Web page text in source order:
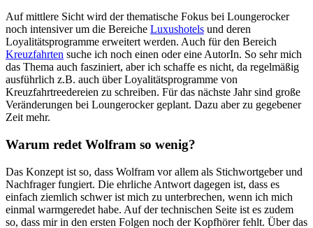
Auf mittlere Sicht wird der thematische Fokus bei Loungerocker
noch intensiver um die Bereiche Luxushotels und deren
Loyalitätsprogramme erweitert werden. Auch für den Bereich
Kreuzfahrten suche ich noch einen oder eine AutorIn. So sehr mich
das Thema auch fasziniert, aber ich schaffe es nicht, da regelmäßig
ausführlich z.B. auch über Loyalitätsprogramme von
Kreuzfahrtreedereien zu schreiben. Für das nächste Jahr sind große
Veränderungen bei Loungerocker geplant. Dazu aber zu gegebener
Zeit mehr.
Warum redet Wolfram so wenig?
Das Konzept ist so, dass Wolfram vor allem als Stichwortgeber und
Nachfrager fungiert. Die ehrliche Antwort dagegen ist, dass es
einfach ziemlich schwer ist mich zu unterbrechen, wenn ich mich
einmal warmgeredet habe. Auf der technischen Seite ist es zudem
so, dass mir in den ersten Folgen noch der Kopfhörer fehlt. Über das